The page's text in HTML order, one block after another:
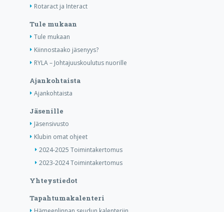
Rotaract ja Interact
Tule mukaan
Tule mukaan
Kiinnostaako jäsenyys?
RYLA – Johtajuuskoulutus nuorille
Ajankohtaista
Ajankohtaista
Jäsenille
Jäsensivusto
Klubin omat ohjeet
2024-2025 Toimintakertomus
2023-2024 Toimintakertomus
Yhteystiedot
Tapahtumakalenteri